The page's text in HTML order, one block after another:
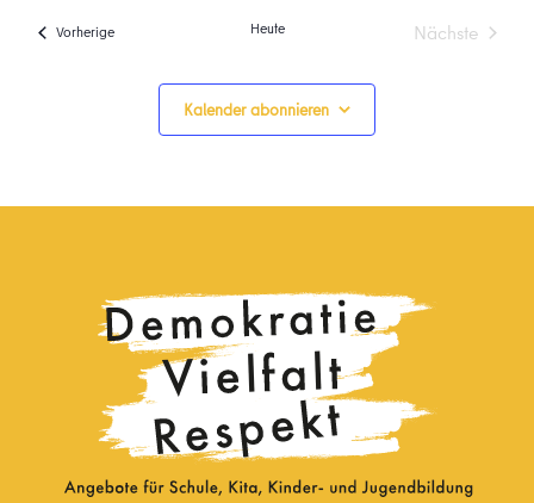
VorherigeVeranstaltungen Heute
Nächste
Kalender abonnieren